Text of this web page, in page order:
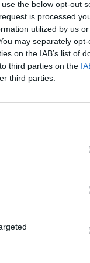
the below opt-out
is processed
utilized by us
may separately
on the IAB’s list of
third parties on the
third parties.
critique implicite
remuant
envers la
Elle ne ressent
»
arrière-pensée.
décrit la difficulté
Ian Pelham
et de négativité